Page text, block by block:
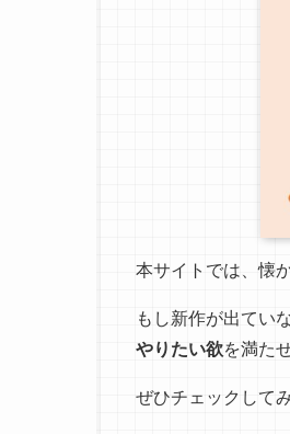
本サイトでは、懐
もし新作が出てい
やりたい欲を満た
ぜひチェックして